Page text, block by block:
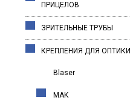
ПРИЦЕЛОВ
ЗРИТЕЛЬНЫЕ ТРУБЫ
КРЕПЛЕНИЯ ДЛЯ ОПТИКИ
Blaser
MAK